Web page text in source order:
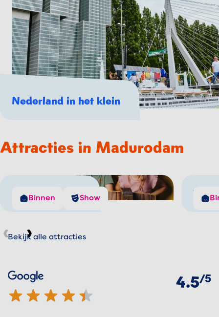
Nederland in het klein
Attracties in Madurodam
Bekijk alle attracties
De Windjager
Binnen Show The
Vorige
Beoordelingen
Google
4.5 van 5 sterren 4.5
van 5